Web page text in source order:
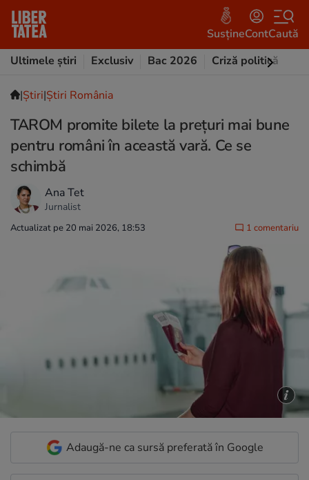
SusțineContCaută
Ultimele știri
Exclusiv Bac 2026 Criză politică
|Ştiri|Știri România
TAROM promite bilete la prețuri mai bune
pentru români în această vară. Ce se
schimbă
Ana Tet
Jurnalist
Actualizat pe 20 mai 2026, 18:53 1 comentariu
Adaugă-ne ca sursă preferată în Google